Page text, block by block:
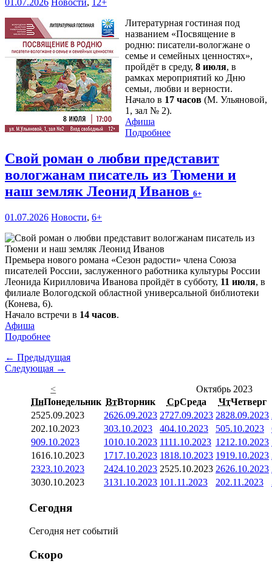
01.07.2026 Новости,
12+
Литературная гостиная под
названием «Посвящение в
родню: писатели-вологжане о
семье и семейных ценностях»,
пройдёт в среду, 8 июля, в
рамках мероприятий ко Дню
семьи, любви и верности.
Начало в 17 часов (М. Ульяновой,
1, зал № 2).
Афиша
Подробнее
Свой роман о любви представит
вологжанам писатель из Тюмени и
наш земляк Леонид Иванов 6+
01.07.2026 Новости, 6+
Премьера нового романа «Сезон радости» члена Союза
писателей России, заслуженного работника культуры России
Леонида Кирилловича Иванова пройдёт в субботу, 11 июля, в
филиале Вологодской областной универсальной библиотеки
(Конева, 6).
Начало встречи в 14 часов.
Афиша
Подробнее
← Предыдущая
Следующая →
<
Октябрь 2023
ПнПонедельник ВтВторник СрСреда ЧтЧетверг
2525.09.2023 2626.09.2023 2727.09.2023 2828.09.2023
202.10.2023 303.10.2023 404.10.2023 505.10.2023
909.10.2023 1010.10.2023 1111.10.2023 1212.10.2023
1616.10.2023 1717.10.2023 1818.10.2023 1919.10.2023
2323.10.2023 2424.10.2023 2525.10.2023 2626.10.2023
3030.10.2023 3131.10.2023 101.11.2023 202.11.2023
Сегодня
Сегодня нет событий
Скоро